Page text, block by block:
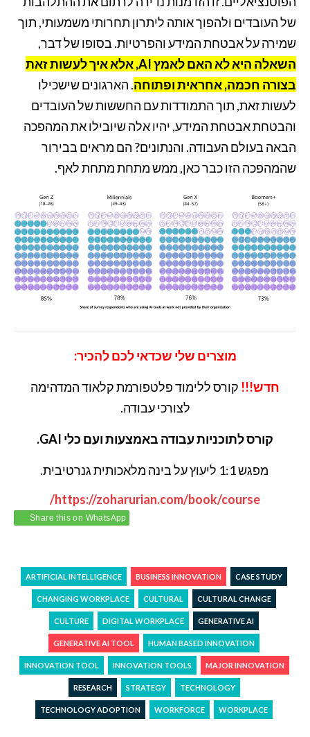
של העובדים ולהפוך אותה ליתרון תחרותי משמעותי, תוך
שמירה על אבטחת המידע והפרטיות. בסופו של דבר,
השאלה היא לא האם לאמץ AI, אלא איך לעשות זאת
בצורה חכמה, אחראית ופתוחה. הארגונים שישכילו
לעשות זאת, תוך התמודדות עם החששות של העובדים
והבטחת אבטחת המידע, יהיו אלה שיובילו את המהפכה
הבאה בעולם העבודה. והנתונים? הם מראים בבירור
שהמהפכה הזו כבר כאן, ממש מתחת מתחת לאף.
מוצרים שלי שכדאי לכם להכיר:
חדש!!! קורס ללימוד פלטפורמת קלאוד המדהימה
לצורכי עבודה.
קורס לתוכניות עבודה באמצעות ועם כלי GAI.
מפגש 1:1 ליעוץ על בינה מלאכותית גנרטיבית.
https://zoharurian.com/book/course/
Share this on WhatsApp
ARTIFICIAL INTELLIGENCE BUSINESS INNOVATION CASE STUDY
CHANGING WORKPLACE CULTURAL CULTURAL CHANGE
CULTURE DIGITAL WORKPLACE GENERATIVE AI
GENERATIVE AI TOOL HUMAN BASED INNOVATION
INNOVATION TOOL INNOVATION TOOLS MAJOR INNOVATION
RESEARCH STRATEGY TECHNOLOGY
TECHNOLOGY ADOPTION WORKFORCE WORKPLACE